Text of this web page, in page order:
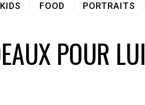
KIDS FOOD PORTRAITS
POUR LUI